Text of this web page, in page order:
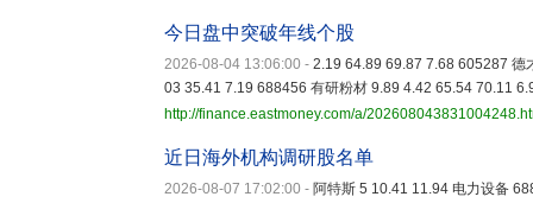
今日盘中突破年线个股
2026-08-04 13:06:00 - 2.19 64.89 69.87 7.68 605287 德
03 35.41 7.19 688456 有研粉材 9.89 4.42 65.54 70.11
http://finance.eastmoney.com/a/
近日海外机构调研股名单
2026-08-07 17:02:00 - 阿特斯 5 10.41 11.94 电力设备